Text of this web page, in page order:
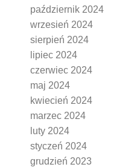
październik 2024
wrzesień 2024
sierpień 2024
lipiec 2024
czerwiec 2024
maj 2024
kwiecień 2024
marzec 2024
luty 2024
styczeń 2024
grudzień 2023